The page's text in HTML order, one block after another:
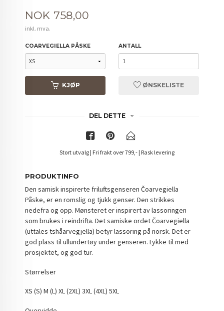
Pris
NOK 758,00
inkl. mva.
COARVEGIELLA PÅSKE ANTALL
KJØP ØNSKELISTE
DEL DETTE
Stort utvalg | Fri frakt over 799,- | Rask levering
PRODUKTINFO
Den samisk inspirerte friluftsgenseren Čoarvegiella
Påske, er en romslig og tjukk genser. Den strikkes
nedefra og opp. Mønsteret er inspirert av lassoringen
som brukes i reindrifta. Det samiske ordet Čoarvegiella
(uttales tshåarvegjella) betyr lassoring på norsk. Det er
god plass til ullundertøy under genseren. Lykke til med
prosjektet, og god tur.
Størrelser
XS (S) M (L) XL (2XL) 3XL (4XL) 5XL